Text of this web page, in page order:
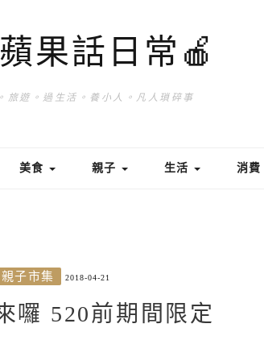
果話日常🍎
旅遊。過生活。養小人。凡人瑣碎事
美食 親子 生活 消費
子市集 2018-04-21
囉 520前期間限定